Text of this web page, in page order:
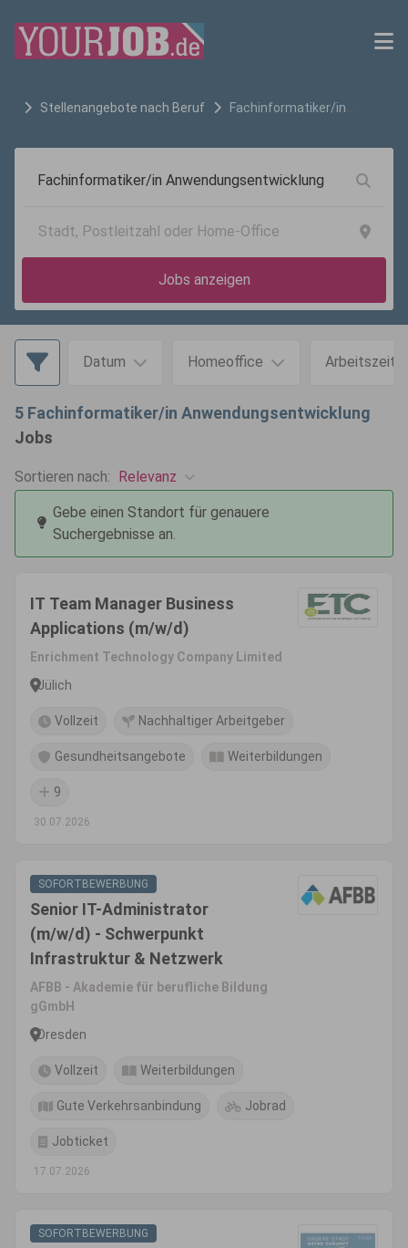
Stellenangebote nach Beruf
Fachinformatiker/in
Jobs anzeigen
Datum Homeoffice Arbeitszeit
5 Fachinformatiker/in Anwendungsentwicklung
Jobs
Sortieren nach: Relevanz
Gebe einen Standort für genauere
Suchergebnisse an.
IT Team Manager Business
Applications (m/w/d)
Enrichment Technology Company Limited
Jülich
Vollzeit Nachhaltiger Arbeitgeber
Gesundheitsangebote Weiterbildungen
9
30.07.2026
SOFORTBEWERBUNG
Senior IT-Administrator
(m/w/d) - Schwerpunkt
Infrastruktur & Netzwerk
AFBB - Akademie für berufliche Bildung
gGmbH
Dresden
Vollzeit Weiterbildungen
Gute Verkehrsanbindung Jobrad
Jobticket
17.07.2026
SOFORTBEWERBUNG